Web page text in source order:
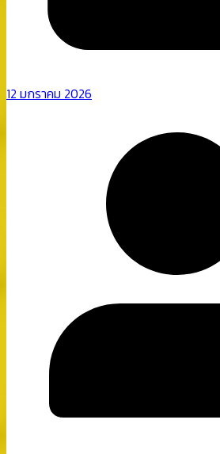
12 มกราคม 2026